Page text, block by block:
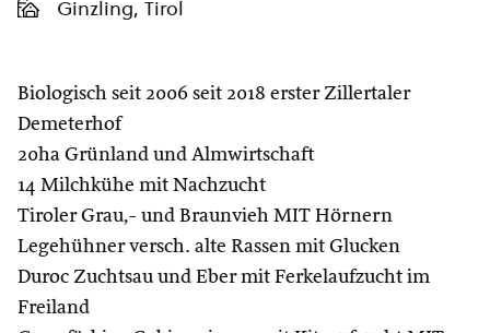
Ginzling, Tirol
Biologisch seit 2006 seit 2018 erster Zillertaler
Demeterhof
20ha Grünland und Almwirtschaft
14 Milchkühe mit Nachzucht
Tiroler Grau,- und Braunvieh MIT Hörnern
Legehühner versch. alte Rassen mit Glucken
Duroc Zuchtsau und Eber mit Ferkelaufzucht im
Freiland